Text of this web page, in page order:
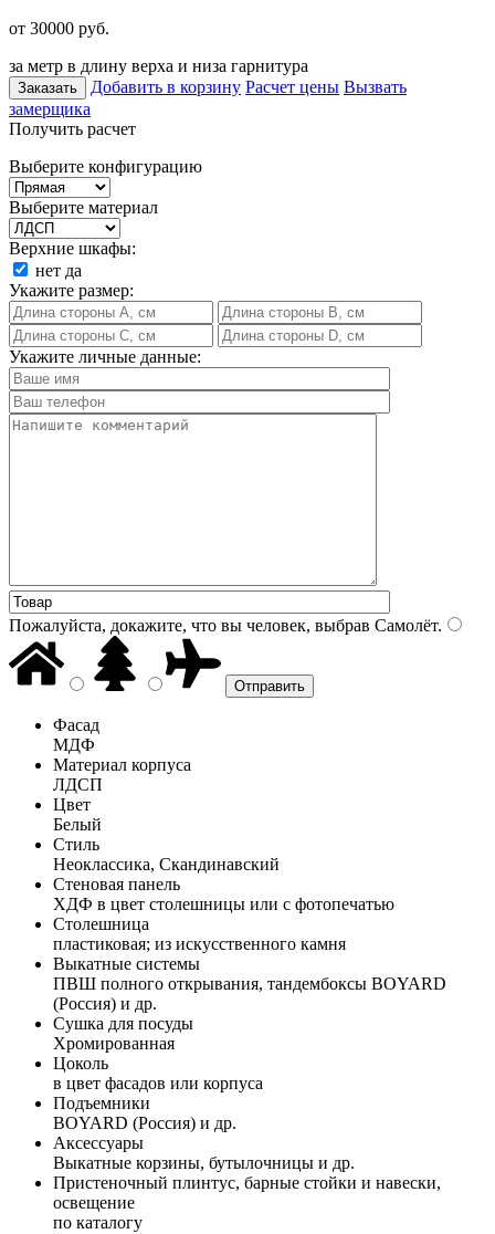
от 30000 руб.
за метр в длину верха и низа гарнитура
Заказать Добавить в корзину Расчет цены Вызвать
замерщика
Получить расчет
Выберите конфигурацию
Выберите материал
Верхние шкафы:
нет да
Укажите размер:
Укажите личные данные:
Пожалуйста, докажите, что вы человек, выбрав Самолёт.
Фасад
МДФ
Материал корпуса
ЛДСП
Цвет
Белый
Стиль
Неоклассика, Скандинавский
Стеновая панель
ХДФ в цвет столешницы или с фотопечатью
Столешница
пластиковая; из искусственного камня
Выкатные системы
ПВШ полного открывания, тандембоксы BOYARD
(Россия) и др.
Сушка для посуды
Хромированная
Цоколь
в цвет фасадов или корпуса
Подъемники
BOYARD (Россия) и др.
Аксессуары
Выкатные корзины, бутылочницы и др.
Пристеночный плинтус, барные стойки и навески,
освещение
по каталогу